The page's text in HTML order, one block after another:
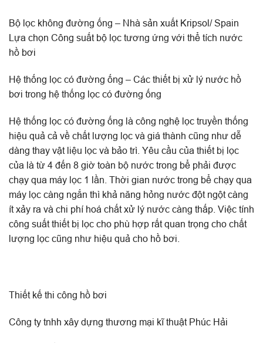
Bộ lọc không đường ống – Nhà sản xuất Kripsol/ Spain
Lựa chọn Công suất bộ lọc tương ứng với thể tích nước
hồ bơi
Hệ thống lọc có đường ống – Các thiết bị xử lý nước hồ
bơi trong hệ thống lọc có đường ống
Hệ thống lọc có đường ống là công nghệ lọc truyền thống
hiệu quả cả về chất lượng lọc và giá thành cũng như dễ
dàng thay vật liệu lọc và bảo trì. Yêu cầu của thiết bị lọc
của là từ 4 đến 8 giờ toàn bộ nước trong bể phải được
chạy qua máy lọc 1 lần. Thời gian nước trong bể chạy qua
máy lọc càng ngắn thì khả năng hỏng nước đột ngột càng
ít xảy ra và chi phí hoá chất xử lý nước càng thấp. Việc tính
công suất thiết bị lọc cho phù hợp rất quan trọng cho chất
lượng lọc cũng như hiệu quả cho hồ bơi.
Thiết kế thi công hồ bơi
Công ty tnhh xây dựng thương mại kĩ thuật Phúc Hải